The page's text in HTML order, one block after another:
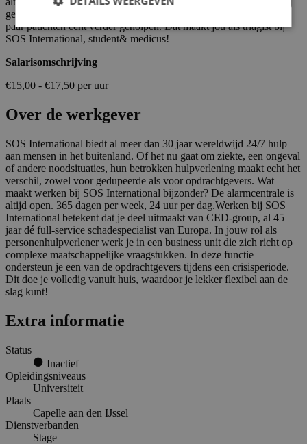
geholpen om de huisartsenpost draaiende te houden en heb je een
paar patiënten écht verder geholpen. Dat maakt jou als triagist bij
SOS International, student& medicus!
Salarisomschrijving
€15,00 - €17,50 per uur
Over de werkgever
SOS International biedt al meer dan 30 jaar wereldwijd 24/7 hulp
aan mensen in het buitenland. Of het nu gaat om ziekte, een ongeval
of andere noodsituaties, hun betrokken hulpverlening maakt echt het
verschil, zowel voor gedupeerde als voor opdrachtgevers. Wat
maakt werken bij SOS International bijzonder? De alarmcentrale is
altijd open. 365 dagen per week, 24 uur per dag.Werken bij SOS
International betekent dat je deel uitmaakt van CED-group, al 45
jaar dé full-service schadespecialist van Europa. In jouw rol als
personenhulpverlener werk je in een business unit die zich richt op
complexe maatschappelijke vraagstukken. In deze functie
ondersteun je een van de opdrachtgevers tijdens een crisisperiode.
Dit doe je volledig vanuit huis, waardoor je lekker flexibel aan de
slag kunt!
Extra informatie
Status
Inactief
Opleidingsniveaus
Universiteit
Plaats
Capelle aan den IJssel
Dienstverbanden
Stage